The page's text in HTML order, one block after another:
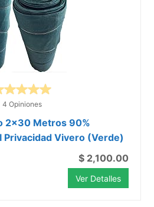
4 Opiniones
2x30 Metros 90%
Privacidad Vivero (Verde)
$ 2,100.00
Ver Detalles